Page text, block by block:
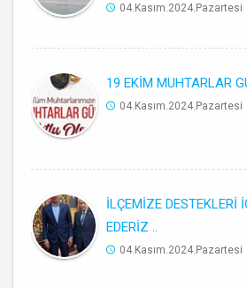
04.Kasım.2024.Pazartesi
19 EKİM MUHTARLAR
04.Kasım.2024.Pazartesi
İLÇEMİZE DESTEKLERİ
EDERİZ ..
04.Kasım.2024.Pazartesi